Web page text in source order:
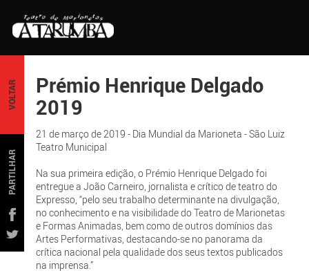
VOLTAR
PARTILHAR
Prémio Henrique Delgado
2019
21 de março de 2019 - Dia Mundial da Marioneta - São Luiz
Teatro Municipal
Na sua primeira edição, o Prémio Henrique Delgado foi
entregue a João Carneiro, jornalista e crítico de teatro do
Expresso, “pelo seu trabalho determinante na divulgação,
no conhecimento e na visibilidade do Teatro de Marionetas
e Formas Animadas, bem como de outros domínios das
Artes Performativas, destacando-se no panorama da
crítica nacional pela qualidade dos seus textos publicados
na imprensa.”